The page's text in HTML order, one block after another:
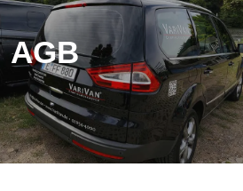
AGB